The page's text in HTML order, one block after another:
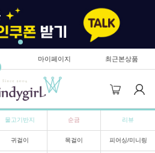
마이페이지 최근본상품
물고기반지 순금 리뷰
귀걸이 목걸이 피어싱/미니링